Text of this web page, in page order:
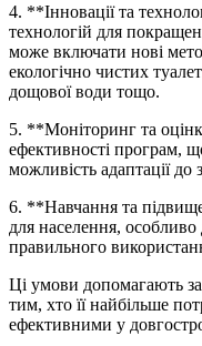
4. **Інновації та
технологій для
може включати нові
екологічно чистих
дощової води тощо.
5. **Моніторинг та
ефективності програм,
можливість адаптації до
6. **Навчання та
для населення, особливо
правильного
Ці умови допомагають
тим, хто її найбільше
ефективними у